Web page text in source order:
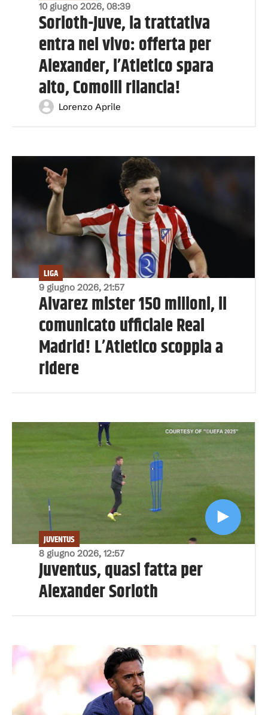
10 giugno 2026, 08:39
Sorloth-Juve, la trattativa
entra nel vivo: offerta per
Alexander, l’Atletico spara
alto, Comolli rilancia!
Lorenzo Aprile
9 giugno 2026, 21:57
LIGA
Alvarez mister 150 milioni, il
comunicato ufficiale Real
Madrid! L’Atletico scoppia a
ridere
8 giugno 2026, 12:57
JUVENTUS
Juventus, quasi fatta per
Alexander Sorloth